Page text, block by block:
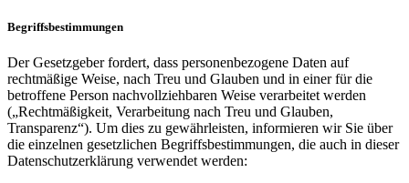
Begriffsbestimmungen
Der Gesetzgeber fordert, dass personenbezogene Daten auf
rechtmäßige Weise, nach Treu und Glauben und in einer für die
betroffene Person nachvollziehbaren Weise verarbeitet werden
(„Rechtmäßigkeit, Verarbeitung nach Treu und Glauben,
Transparenz“). Um dies zu gewährleisten, informieren wir Sie über
die einzelnen gesetzlichen Begriffsbestimmungen, die auch in dieser
Datenschutzerklärung verwendet werden: